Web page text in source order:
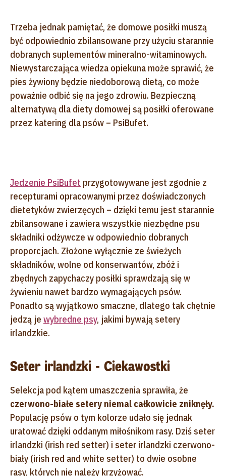
Trzeba jednak pamiętać, że domowe posiłki muszą
być odpowiednio zbilansowane przy użyciu starannie
dobranych suplementów mineralno-witaminowych.
Niewystarczająca wiedza opiekuna może sprawić, że
pies żywiony będzie niedoborową dietą, co może
poważnie odbić się na jego zdrowiu. Bezpieczną
alternatywą dla diety domowej są posiłki oferowane
przez katering dla psów – PsiBufet.
Jedzenie PsiBufet przygotowywane jest zgodnie z
recepturami opracowanymi przez doświadczonych
dietetyków zwierzęcych – dzięki temu jest starannie
zbilansowane i zawiera wszystkie niezbędne psu
składniki odżywcze w odpowiednio dobranych
proporcjach. Złożone wyłącznie ze świeżych
składników, wolne od konserwantów, zbóż i
zbędnych zapychaczy posiłki sprawdzają się w
żywieniu nawet bardzo wymagających psów.
Ponadto są wyjątkowo smaczne, dlatego tak chętnie
jedzą je wybredne psy, jakimi bywają setery
irlandzkie.
Seter irlandzki - Ciekawostki
Selekcja pod kątem umaszczenia sprawiła, że
czerwono-białe setery niemal całkowicie zniknęły.
Populację psów o tym kolorze udało się jednak
uratować dzięki oddanym miłośnikom rasy. Dziś seter
irlandzki (irish red setter) i seter irlandzki czerwono-
biały (irish red and white setter) to dwie osobne
rasy, których nie należy krzyżować.